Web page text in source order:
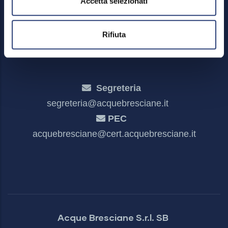
Rifiuta
Meccanismo di feedback
Dichiarazione di accessibilità
Segreteria
segreteria@acquebresciane.it
PEC
acquebresciane@cert.acquebresciane.it
Acque Bresciane S.r.l. SB